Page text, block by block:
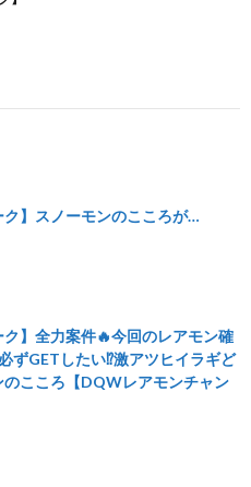
ク】スノーモンのこころが…
ク】全力案件🔥今回のレアモン確
ずGETしたい⁉️激アツヒイラギど
のこころ【DQWレアモンチャン